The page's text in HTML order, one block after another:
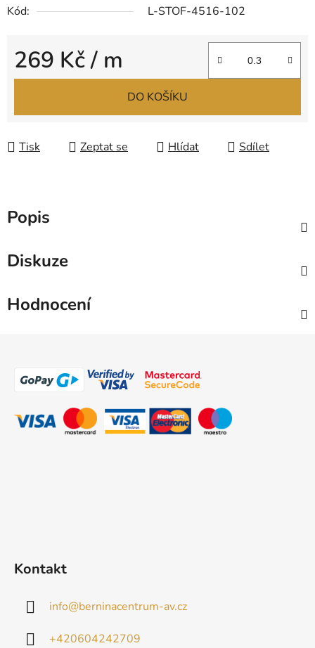
Kód:
L-STOF-4516-102
269 Kč/ m
Měrná cena:
DO KOŠÍKU
Tisk Zeptat se Hlídat Sdílet
Popis
Diskuze
Hodnocení
Kontakt
info@berninacentrum-av.cz
+420604242709